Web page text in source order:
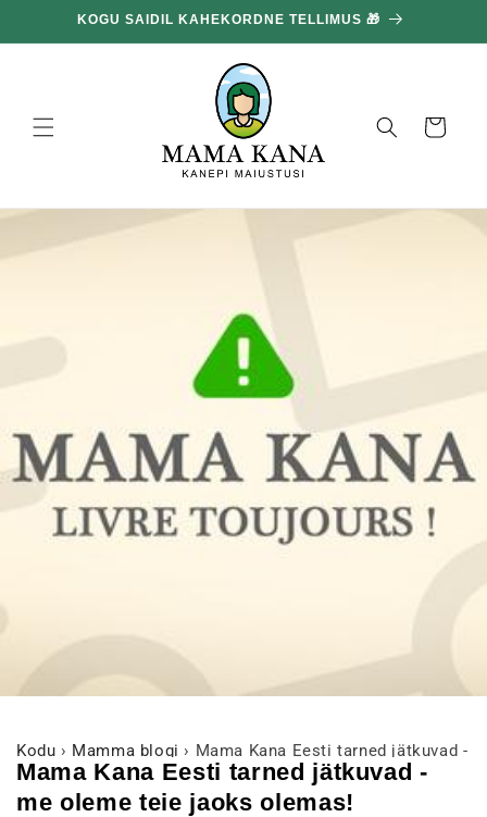
sisu
KOGU SAIDIL KAHEKORDNE TELLIMUS 🎁
Korv
Kodu › Mamma blogi › Mama Kana Eesti tarned jätkuvad -
Mama Kana Eesti tarned jätkuvad -
me oleme teie jaoks olemas!